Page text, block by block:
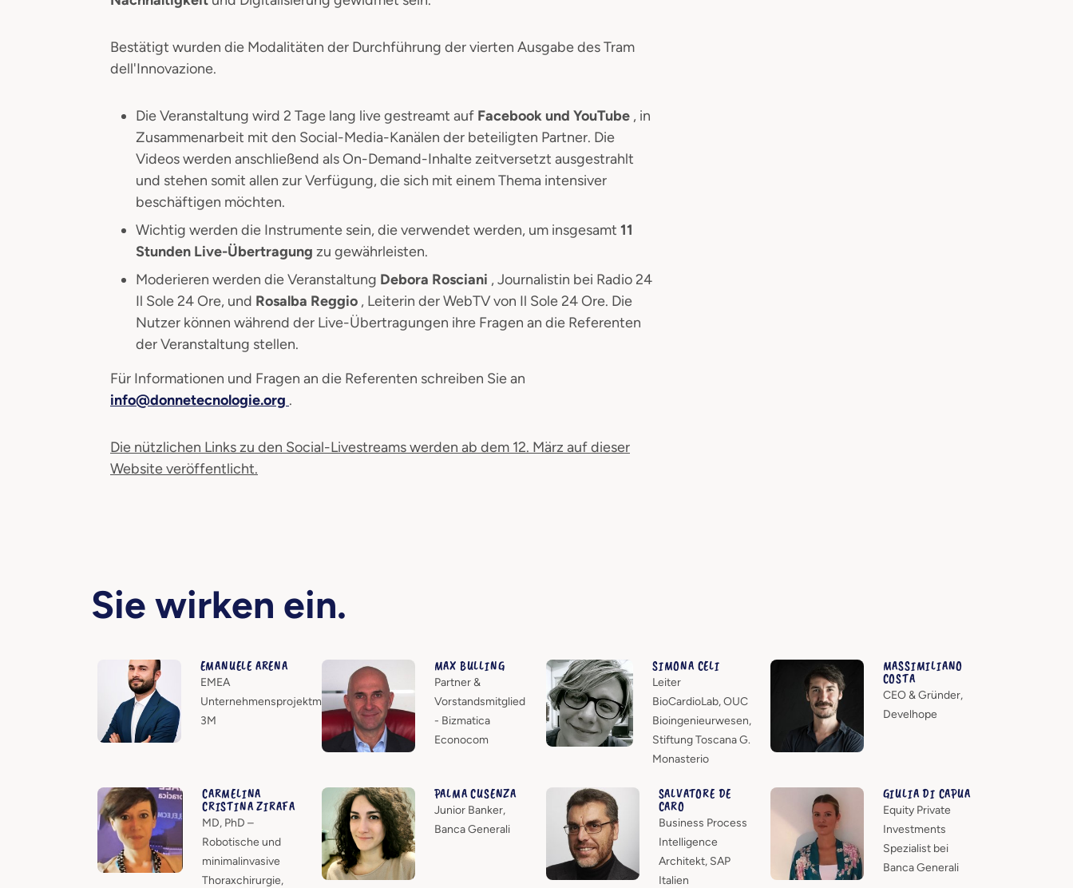
Bestätigt wurden die Modalitäten der Durchführung der vierten Ausgabe des Tram
dell'Innovazione.
Die Veranstaltung wird 2 Tage lang live gestreamt auf Facebook und YouTube , in
Zusammenarbeit mit den Social-Media-Kanälen der beteiligten Partner. Die
Videos werden anschließend als On-Demand-Inhalte zeitversetzt ausgestrahlt
und stehen somit allen zur Verfügung, die sich mit einem Thema intensiver
beschäftigen möchten.
Wichtig werden die Instrumente sein, die verwendet werden, um insgesamt 11
Stunden Live-Übertragung zu gewährleisten.
Moderieren werden die Veranstaltung Debora Rosciani , Journalistin bei Radio 24
Il Sole 24 Ore, und Rosalba Reggio , Leiterin der WebTV von Il Sole 24 Ore. Die
Nutzer können während der Live-Übertragungen ihre Fragen an die Referenten
der Veranstaltung stellen.
Für Informationen und Fragen an die Referenten schreiben Sie an
info@donnetecnologie.org .
Die nützlichen Links zu den Social-Livestreams werden ab dem 12. März auf dieser
Website veröffentlicht.
Sie wirken ein.
EMANUELE ARENA
EMEA
Unternehmensprojektmanagement,
3M
MAX BULLING
Partner &
Vorstandsmitglied
- Bizmatica
Econocom
SIMONA CELI
Leiter
BioCardioLab, OUC
Bioingenieurwesen,
Stiftung Toscana G.
Monasterio
MASSIMILIANO
COSTA
CEO & Gründer,
Develhope
CARMELINA
CRISTINA ZIRAFA
MD, PhD –
Robotische und
minimalinvasive
Thoraxchirurgie,
PALMA CUSENZA
Junior Banker,
Banca Generali
SALVATORE DE
CARO
Business Process
Intelligence
Architekt, SAP
Italien
GIULIA DI CAPUA
Equity Private
Investments
Spezialist bei
Banca Generali